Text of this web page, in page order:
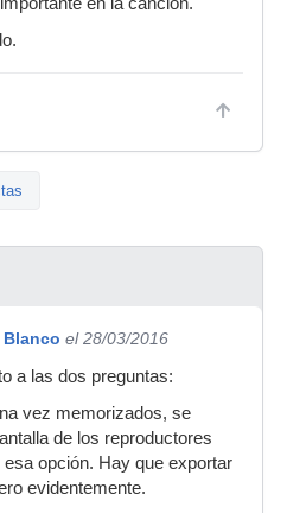
Blanco el 28/03/2016
a las dos preguntas:
vez memorizados, se
de los reproductores
opción. Hay que exportar
evidentemente.